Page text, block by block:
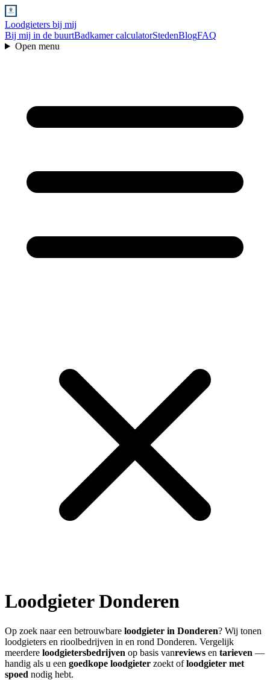
Loodgieters bij mij
Bij mij in de buurtBadkamer calculatorStedenBlogFAQ
Open menu
LoodgieterDonderen
Op zoek naar een betrouwbare loodgieter in Donderen? Wij tonen
loodgieters en rioolbedrijven in en rond Donderen. Vergelijk
meerdere loodgietersbedrijven op basis vanreviews en tarieven —
handig als u een goedkope loodgieter zoekt ofloodgieter met
spoed nodig hebt.